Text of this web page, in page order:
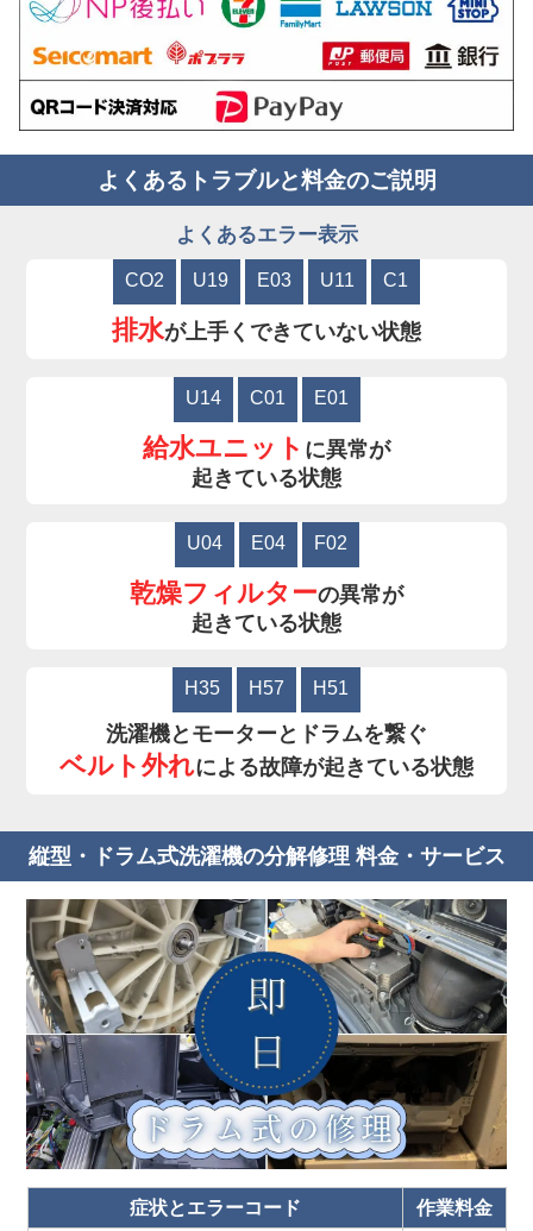
よくあるトラブルと料金のご説明
よくあるエラー表示
CO2 U19 E03 U11 C1
排水が上手くできていない状態
U14 C01 E01
給水ユニット に異常が
起きている状態
U04 E04 F02
乾燥フィルターの異常が
起きている状態
H35 H57 H51
洗濯機とモーターとドラムを繋ぐ
ベルト外れによる故障が起きている状態
縦型・ドラム式洗濯機の分解修理 料金・サービス
症状とエラーコード 作業料金